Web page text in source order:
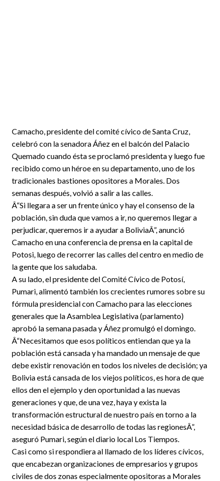
Camacho, presidente del comité cívico de Santa Cruz,
celebró con la senadora Áñez en el balcón del Palacio
Quemado cuando ésta se proclamó presidenta y luego fue
recibido como un héroe en su departamento, uno de los
tradicionales bastiones opositores a Morales. Dos
semanas después, volvió a salir a las calles.
Â“Si llegara a ser un frente único y hay el consenso de la
población, sin duda que vamos a ir, no queremos llegar a
perjudicar, queremos ir a ayudar a BoliviaÂ”, anunció
Camacho en una conferencia de prensa en la capital de
Potosi, luego de recorrer las calles del centro en medio de
la gente que los saludaba.
A su lado, el presidente del Comité Cívico de Potosí,
Pumari, alimentó también los crecientes rumores sobre su
fórmula presidencial con Camacho para las elecciones
generales que la Asamblea Legislativa (parlamento)
aprobó la semana pasada y Áñez promulgó el domingo.
Â“Necesitamos que esos políticos entiendan que ya la
población está cansada y ha mandado un mensaje de que
debe existir renovación en todos los niveles de decisión; ya
Bolivia está cansada de los viejos políticos, es hora de que
ellos den el ejemplo y den oportunidad a las nuevas
generaciones y que, de una vez, haya y exista la
transformación estructural de nuestro país en torno a la
necesidad básica de desarrollo de todas las regionesÂ”,
aseguró Pumari, según el diario local Los Tiempos.
Casi como si respondiera al llamado de los líderes cívicos,
que encabezan organizaciones de empresarios y grupos
civiles de dos zonas especialmente opositoras a Morales